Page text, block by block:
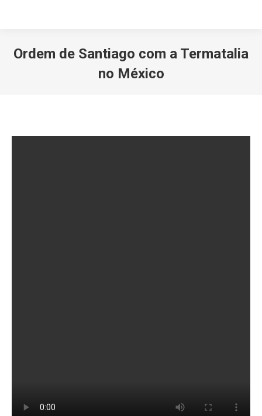
Ordem de Santiago com a Termatalia
no México